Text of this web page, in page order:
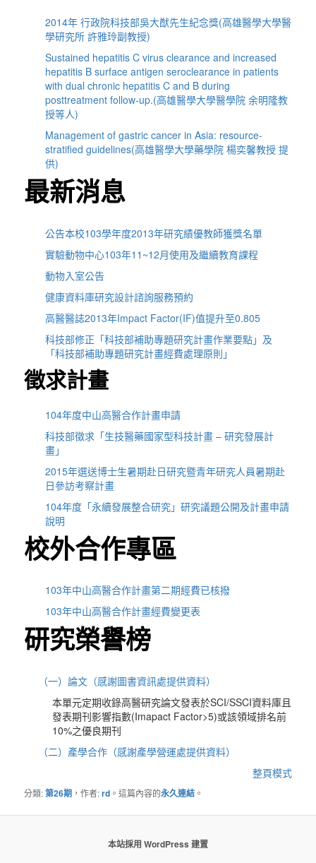
2014年 行政院科技部吳大猷先生紀念獎(高雄醫學大學醫
學研究所 許雅玲副教授)
Sustained hepatitis C virus clearance and increased
hepatitis B surface antigen seroclearance in patients
with dual chronic hepatitis C and B during
posttreatment follow-up.(高雄醫學大學醫學院 余明隆教
授等人)
Management of gastric cancer in Asia: resource-
stratified guidelines(高雄醫學大學藥學院 楊奕馨教授 提
供)
最新消息
公告本校103學年度2013年研究績優教師獲獎名單
實驗動物中心103年11~12月使用及繼續教育課程
動物入室公告
健康資料庫研究設計諮詢服務預約
高醫醫誌2013年Impact Factor(IF)值提升至0.805
科技部修正「科技部補助專題研究計畫作業要點」及
「科技部補助專題研究計畫經費處理原則」
徵求計畫
104年度中山高醫合作計畫申請
科技部徵求「生技醫藥國家型科技計畫 – 研究發展計
畫」
2015年選送博士生暑期赴日研究暨青年研究人員暑期赴
日參訪考察計畫
104年度「永續發展整合研究」研究議題公開及計畫申請
說明
校外合作專區
103年中山高醫合作計畫第二期經費已核撥
103年中山高醫合作計畫經費變更表
研究榮譽榜
（一）論文（感謝圖書資訊處提供資料）
本單元定期收錄高醫研究論文發表於SCI/SSCI資料庫且
發表期刊影響指數(Imapact Factor>5)或該領域排名前
10%之優良期刊
（二）產學合作（感謝產學營運處提供資料）
整頁模式
分類:第26期 ，作者:rd 。這篇內容的永久連結 。
本站採用 WordPress 建置